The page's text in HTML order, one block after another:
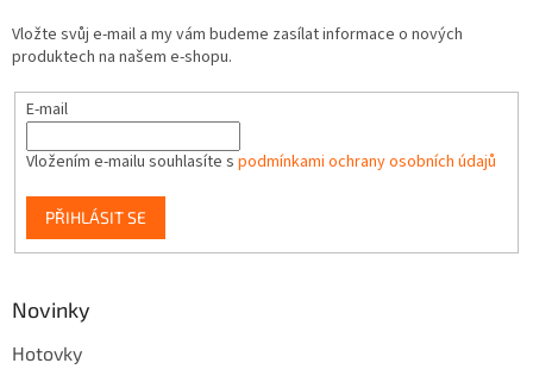
Vložte svůj e-mail a my vám budeme zasílat informace o nových
produktech na našem e-shopu.
E-mail
Vložením e-mailu souhlasíte s podmínkami ochrany osobních údajů
PŘIHLÁSIT SE
Novinky
Hotovky